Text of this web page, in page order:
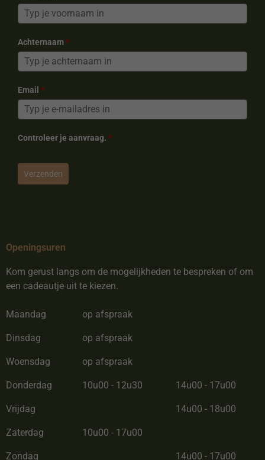
Achternaam*
Email *
Controleer je aanvraag. *
Verzenden
Openingsuren
Kom gerust langs om de mogelijkheden te bespreken of om
een cadeautje uit te kiezen.
Maandag op afspraak
Dinsdag op afspraak
Woensdag op afspraak
Donderdag 10u00 - 12u30 14u00 - 17u00
Vrijdag 14u00 - 18u00
Zaterdag 10u00 - 17u00
Zondag 14u00 - 17u00